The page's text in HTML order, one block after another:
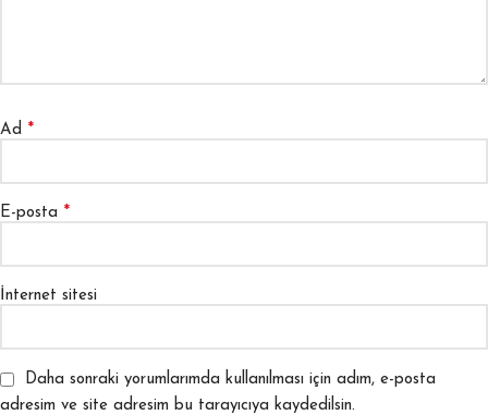
Ad *
E-posta *
İnternet sitesi
Daha sonraki yorumlarımda kullanılması için adım, e-posta
adresim ve site adresim bu tarayıcıya kaydedilsin.